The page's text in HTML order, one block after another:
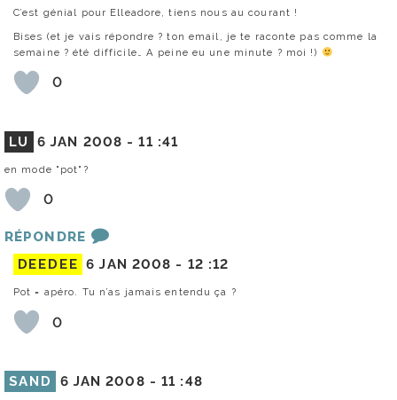
C’est génial pour Elleadore, tiens nous au courant !
Bises (et je vais répondre ? ton email, je te raconte pas comme la
semaine ? été difficile… A peine eu une minute ? moi !)
0
LU 6 JAN 2008 -11 :41
en mode "pot"?
0
RÉPONDRE
DEEDEE 6 JAN 2008 - 12 :12
Pot = apéro. Tu n’as jamais entendu ça ?
0
SAND 6 JAN 2008 -11 :48